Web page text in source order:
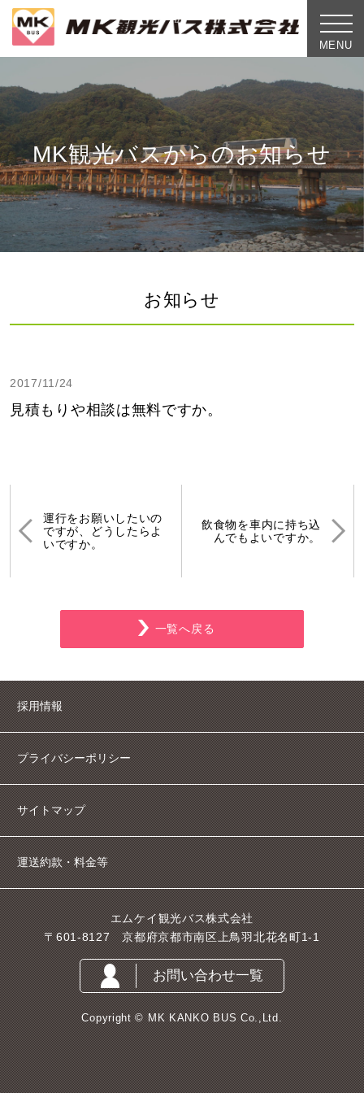
toggle
MENU
MK観光バスからのお知らせ
お知らせ
2017/11/24
見積もりや相談は無料ですか。
運行をお願いしたいの
ですが、どうしたらよ
いですか。
飲食物を車内に持ち込
んでもよいですか。
一覧へ戻る
採用情報
プライバシーポリシー
サイトマップ
運送約款・料金等
エムケイ観光バス株式会社
〒601-8127 京都府京都市南区上鳥羽北花名町1-1
お問い合わせ一覧
Copyright © MK KANKO BUS Co.,Ltd.